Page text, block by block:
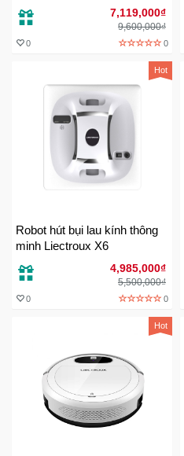
Thao
Dã
chơi
công
Dịch
Voucher
7,119,000₫
9,600,000₫
0 0
Hot
Robot hút bụi lau kính thông
minh Liectroux X6
4,985,000₫
5,500,000₫
0 0
Hot